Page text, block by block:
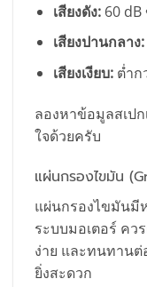
เสียงดัง:60 dB
เสียงปานกลาง:
เสียงเงียบ:ต่ำก
ลองหาข้อมูลสเป
ใจด้วยครับ
แผ่นกรองไขมัน
แผ่นกรองไขมันมี
ระบบมอเตอร์ คว
ง่าย และทนทานต่
ยิ่งสะดวก